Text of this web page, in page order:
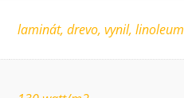
laminát, drevo, vynil, linoleum